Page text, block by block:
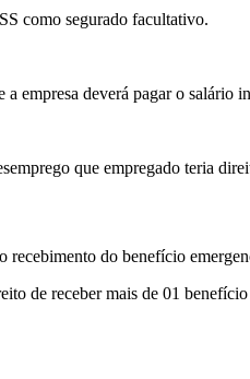
como segurado facultativo.
a empresa deverá pagar o salário
que empregado teria
do benefício
de receber mais de 01